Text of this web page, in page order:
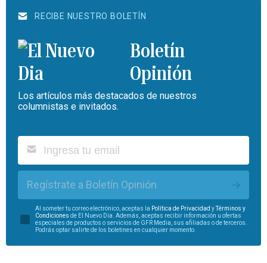
RECIBE NUESTRO BOLETÍN
Boletín
Opinión
Los artículos más destacados de nuestros
columnistas e invitados.
Regístrate a Boletín Opinión
Al someter tu correo electrónico, aceptas la Política de Privacidad yTérminos y
Condiciones de El Nuevo Día. Además, aceptas recibir información u ofertas
especiales de productos o servicios de GFR Media, sus afiliadas o de terceros.
Podrás optar salirte de los boletines en cualquier momento.